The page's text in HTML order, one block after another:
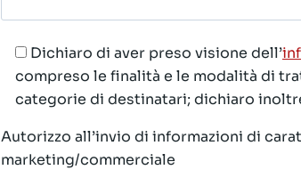
Dichiaro di aver preso visione dell’
compreso le finalità e le modalità di
categorie di destinatari; dichiaro
Autorizzo all’invio di informazioni di
marketing/commerciale